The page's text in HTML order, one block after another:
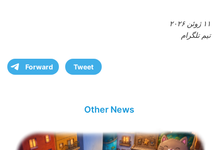
۱۱ ژوئن ۲۰۲۶
تیم تلگرام
Forward Tweet
Other News